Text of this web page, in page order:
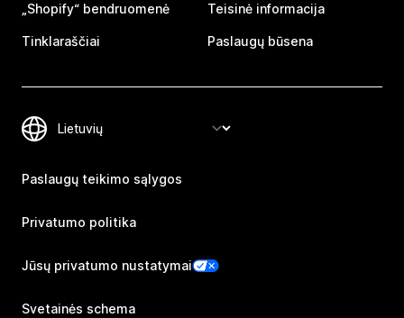
„Shopify“ bendruomenė
Tinklaraščiai
Teisinė informacija
Paslaugų būsena
Paslaugų teikimo sąlygos
Privatumo politika
Jūsų privatumo nustatymai
Svetainės schema